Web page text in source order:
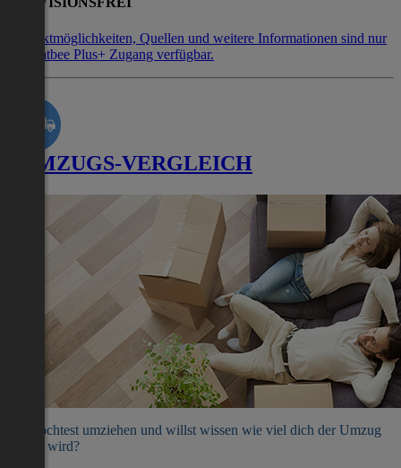
Kontaktmöglichkeiten, Quellen und weitere Informationen sind nur
mit Flatbee Plus+ Zugang verfügbar.
UMZUGS-VERGLEICH
Du möchtest umziehen und willst wissen wie viel dich der Umzug
kosten wird?